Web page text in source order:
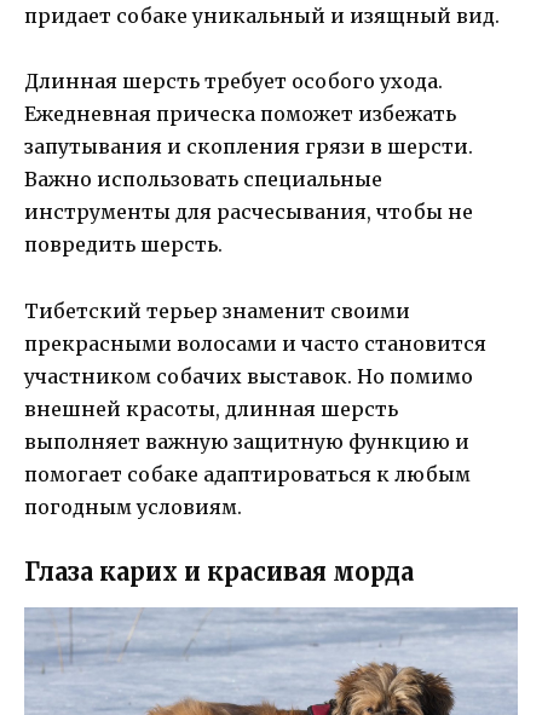
придает собаке уникальный и изящный вид.
Длинная шерсть требует особого ухода.
Ежедневная прическа поможет избежать
запутывания и скопления грязи в шерсти.
Важно использовать специальные
инструменты для расчесывания, чтобы не
повредить шерсть.
Тибетский терьер знаменит своими
прекрасными волосами и часто становится
участником собачих выставок. Но помимо
внешней красоты, длинная шерсть
выполняет важную защитную функцию и
помогает собаке адаптироваться к любым
погодным условиям.
Глаза карих и красивая морда